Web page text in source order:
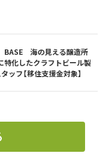
海の見える醸造所
特化したクラフトビール製
ッフ【移住支援金対象】